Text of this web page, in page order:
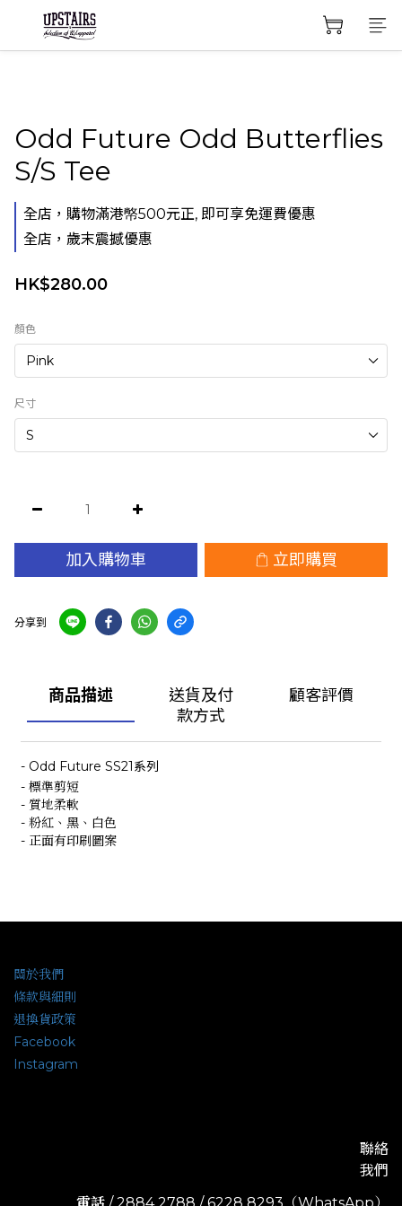
Odd Future Odd Butterflies
S/S Tee
全店，購物滿港幤500元正, 即可享免運費優惠
全店，歲末震撼優惠
HK$280.00
顏色
尺寸
加入購物車 立即購買
分享到
商品描述
送貨及付
款方式
顧客評價
- Odd Future SS21系列
- 標準剪短
- 質地柔軟
- 粉紅、黑、白色
- 正面有印刷圖案
關於我們
條款與細則
退換貨政策
Facebook
Instagram
聯絡
我們